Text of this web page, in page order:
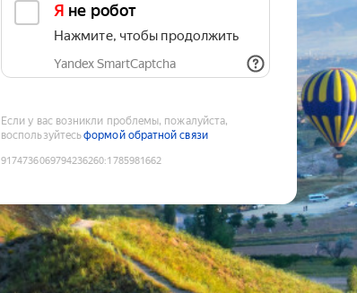
Я не робот
Нажмите, чтобы продолжить
Yandex SmartCaptcha
Если у вас возникли проблемы, пожалуйста,
воспользуйтесьформой обратной связи
9174736069794236260:1785981662